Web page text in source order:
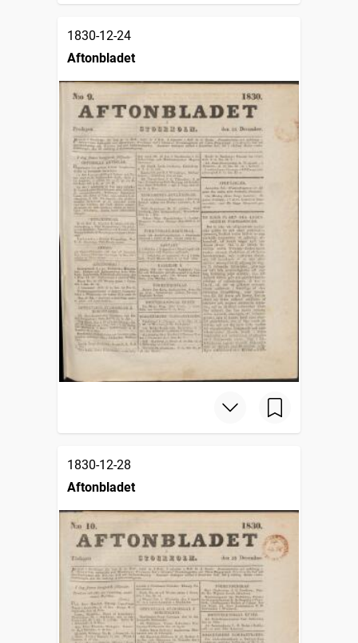
1830-12-24
Aftonbladet
1830-12-28
Aftonbladet